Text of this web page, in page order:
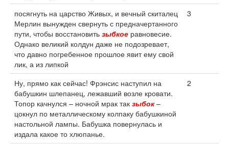
посягнуть на царство Живых, и вечный скиталец
Мерлин вынужден свернуть с предначертанного
пути, чтобы восстановить зыбкое равновесие.
Однако великий колдун даже не подозревает,
что давно погребенное прошлое явит ему свой
лик, а из липкой
3
Ну, прямо как сейчас! Фрэнсис наступил на
бабушкин шлепанец, лежавший возле кровати.
Топор качнулся – ночной мрак так зыбок–
цокнул по металлическому колпаку бабушкиной
настольной лампы. Бабушка повернулась и
издала какое то хлюпанье.
2